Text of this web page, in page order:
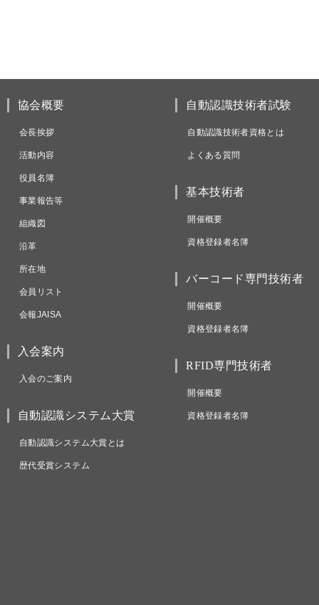
協会概要
会長挨拶
活動内容
役員名簿
事業報告等
組織図
沿革
所在地
会員リスト
会報JAISA
入会案内
入会のご案内
自動認識システム大賞
自動認識システム大賞とは
歴代受賞システム
自動認識技術者試験
自動認識技術者資格とは
よくある質問
基本技術者
開催概要
資格登録者名簿
バーコード専門技術者
開催概要
資格登録者名簿
RFID専門技術者
開催概要
資格登録者名簿